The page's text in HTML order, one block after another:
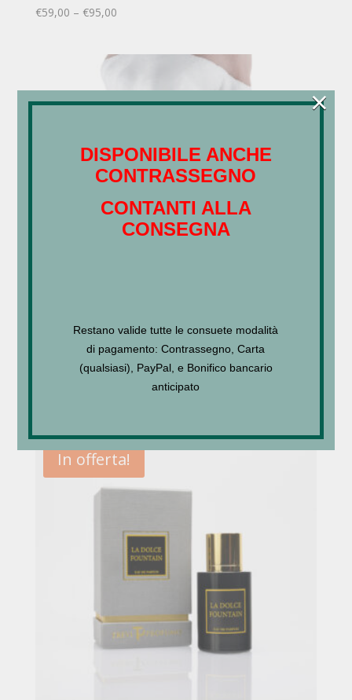
€59,00 – €95,00
NEED_U
In offerta!
DISPONIBILE ANCHE
CONTRASSEGNO
CONTANTI ALLA
CONSEGNA
Restano valide tutte le consuete modalità
di pagamento: Contrassegno, Carta
(qualsiasi), PayPal, e Bonifico bancario
anticipato
×